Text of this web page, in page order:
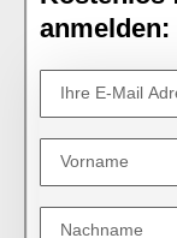
anmelden: